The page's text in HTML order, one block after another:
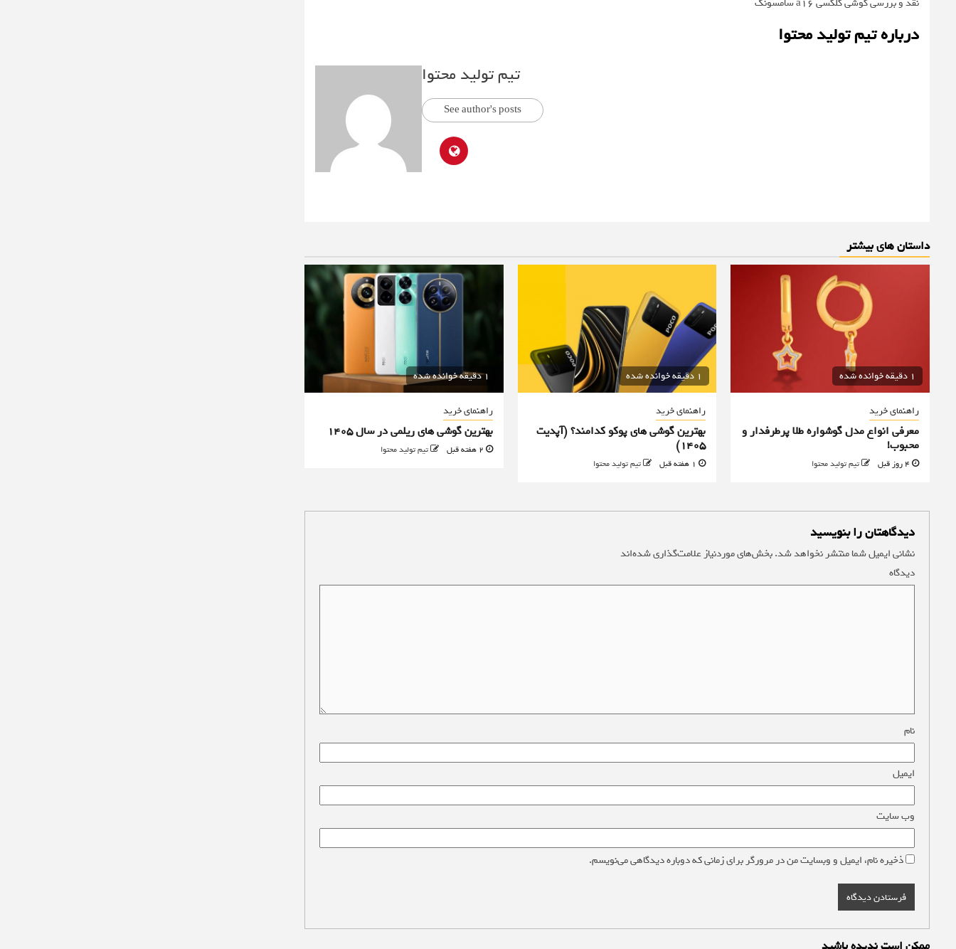
نقد و بررسی گوشی گلکسی a16 سامسونگ
درباره تیم تولید محتوا
تیم تولید محتوا
See author's posts
داستان های بیشتر
1 دقیقه خوانده شده
راهنمای خرید
معرفی انواع مدل گوشواره طلا پرطرفدار و
محبوب!
تیم تولید محتوا
1 دقیقه خوانده شده
راهنمای خرید
بهترین گوشی های پوکو کدامند؟ (آپدیت
۱۴۰۵)
1 هفته قبل تیم تولید محتوا
1 دقیقه خوانده شده
راهنمای خرید
بهترین گوشی های ریلمی در سال 1405
تیم تولید محتوا
دیدگاهتان را بنویسید
نشانی ایمیل شما منتشر نخواهد شد.بخش‌های موردنیاز علامت‌گذاری شده‌اند
دیدگاه
نام
ایمیل
وب‌ سایت
ذخیره نام، ایمیل و وبسایت من در مرورگر برای زمانی که دوباره دیدگاهی می‌نویسم.